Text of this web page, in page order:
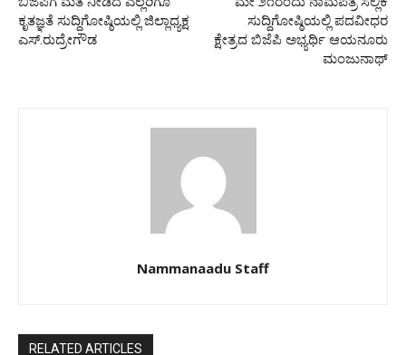
ಕೃತಜ್ಞತೆ ಸುದ್ದಿಗೋಷ್ಠಿಯಲ್ಲಿ ಜಿಲ್ಲಾಧ್ಯಕ್ಷ
ಎಸ್.ರುದ್ರೇಗೌಡ
ಸುದ್ದಿಗೋಷ್ಠಿಯಲ್ಲಿ ಪದವೀಧರ
ಕ್ಷೇತ್ರದ ಬಿಜೆಪಿ ಅಭ್ಯರ್ಥಿ ಆಯನೂರು
ಮಂಜುನಾಥ್
Nammanaadu Staff
RELATED ARTICLES